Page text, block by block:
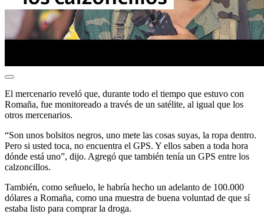
El mercenario reveló que, durante todo el tiempo que estuvo con
Romaña, fue monitoreado a través de un satélite, al igual que los
otros mercenarios.
“Son unos bolsitos negros, uno mete las cosas suyas, la ropa dentro.
Pero si usted toca, no encuentra el GPS. Y ellos saben a toda hora
dónde está uno”, dijo. Agregó que también tenía un GPS entre los
calzoncillos.
También, como señuelo, le habría hecho un adelanto de 100.000
dólares a Romaña, como una muestra de buena voluntad de que sí
estaba listo para comprar la droga.